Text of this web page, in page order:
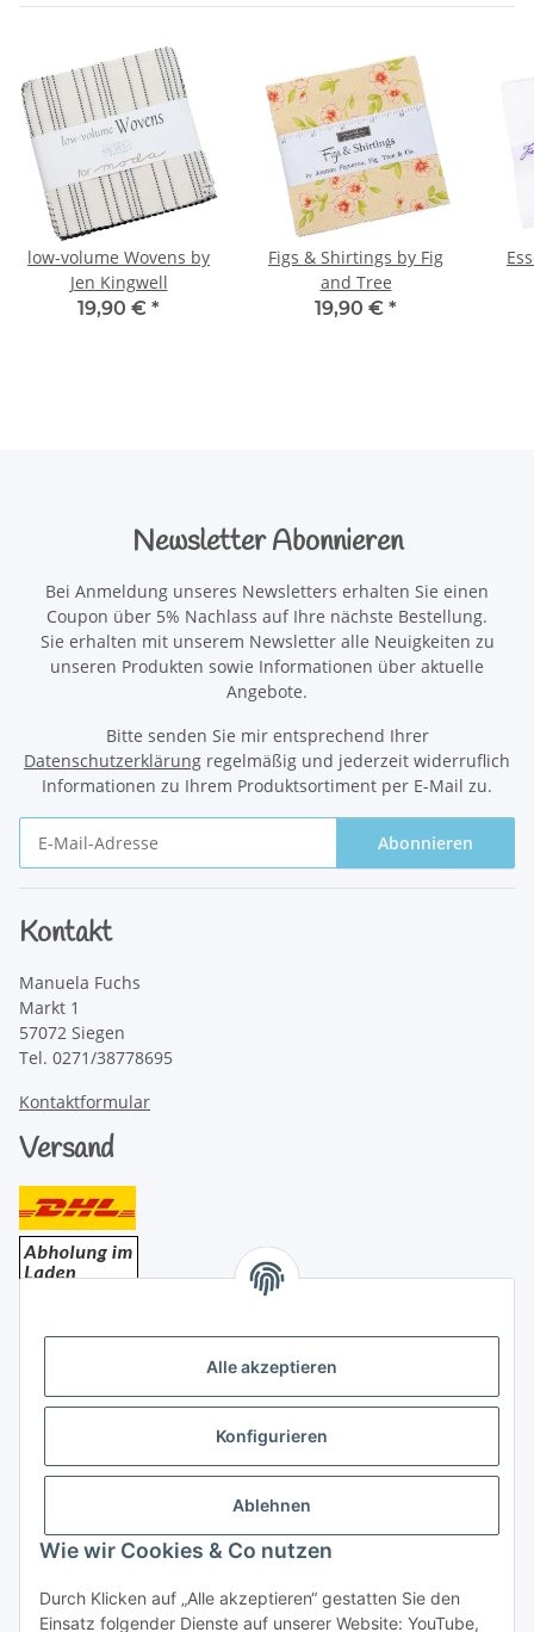
Alle akzeptieren
Konfigurieren
Ablehnen
Wie wir Cookies & Co nutzen
Durch Klicken auf „Alle akzeptieren“ gestatten Sie den
Einsatz folgender Dienste auf unserer Website: YouTube,
low-volume Wovens by
Jen Kingwell
19,90 € *
Figs & Shirtings by Fig
and Tree
19,90 € *
Newsletter Abonnieren
Bei Anmeldung unseres Newsletters erhalten Sie einen
Coupon über 5% Nachlass auf Ihre nächste Bestellung.
Sie erhalten mit unserem Newsletter alle Neuigkeiten zu
unseren Produkten sowie Informationen über aktuelle
Angebote.
Bitte senden Sie mir entsprechend Ihrer
Datenschutzerklärung regelmäßig und jederzeit widerruflich
Informationen zu Ihrem Produktsortiment per E-Mail zu.
Abonnieren
Kontakt
Manuela Fuchs
Markt 1
57072 Siegen
Tel. 0271/38778695
Kontaktformular
Versand
Rechtliches